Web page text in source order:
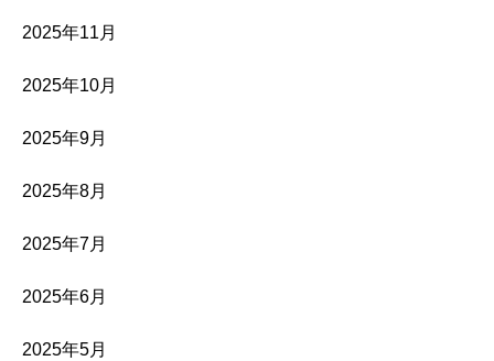
2025年11月
2025年10月
2025年9月
2025年8月
2025年7月
2025年6月
2025年5月